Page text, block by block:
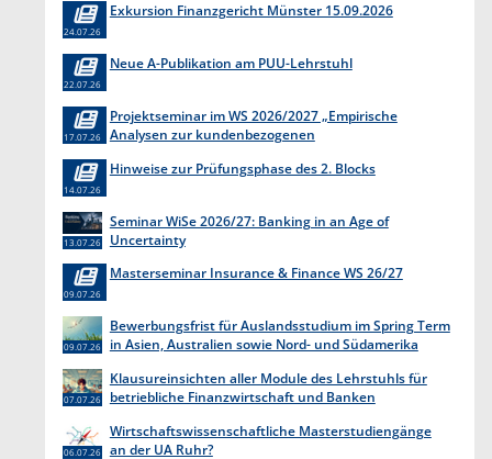
Exkursion Finanzgericht Münster 15.09.2026
24.07.26
Neue A-Publikation am PUU-Lehrstuhl
22.07.26
Projektseminar im WS 2026/2027 „Empirische
Analysen zur kundenbezogenen
17.07.26
Hinweise zur Prüfungsphase des 2. Blocks
14.07.26
Seminar WiSe 2026/27: Banking in an Age of
Uncertainty
13.07.26
Masterseminar Insurance & Finance WS 26/27
09.07.26
Bewerbungsfrist für Auslandsstudium im Spring Term
in Asien, Australien sowie Nord- und Südamerika
09.07.26
Klausureinsichten aller Module des Lehrstuhls für
betriebliche Finanzwirtschaft und Banken
07.07.26
Wirtschaftswissenschaftliche Masterstudiengänge
an der UA Ruhr?
06.07.26